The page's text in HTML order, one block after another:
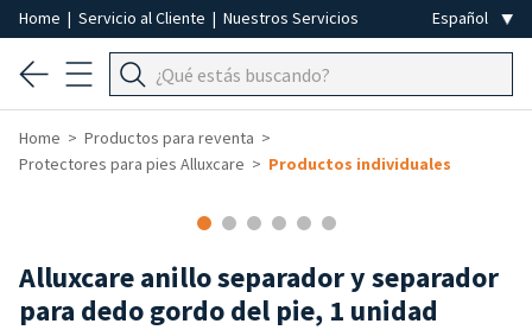
Home | Servicio al Cliente | Nuestros Servicios
Home
Productos para reventa
Protectores para pies Alluxcare
Productos individuales
Alluxcare anillo separador y separador
para dedo gordo del pie, 1 unidad